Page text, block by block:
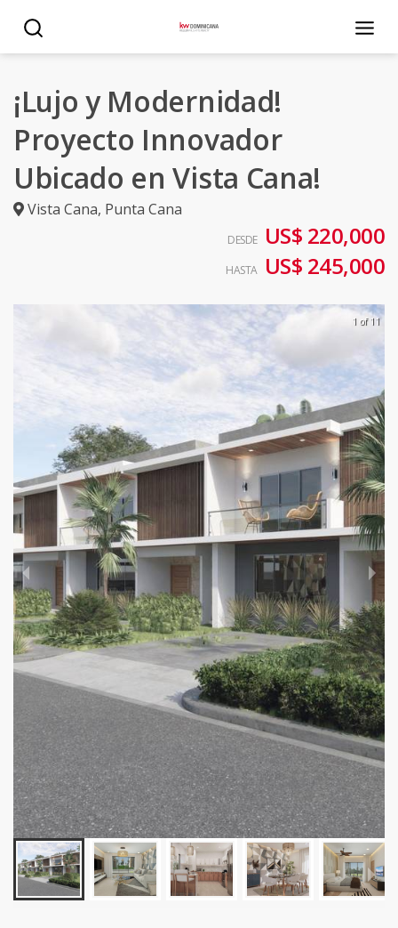
¡Lujo y Modernidad!
Proyecto Innovador
Ubicado en Vista Cana!
Vista Cana, Punta Cana
DESDE US$ 220,000
HASTA US$ 245,000
1 of 11